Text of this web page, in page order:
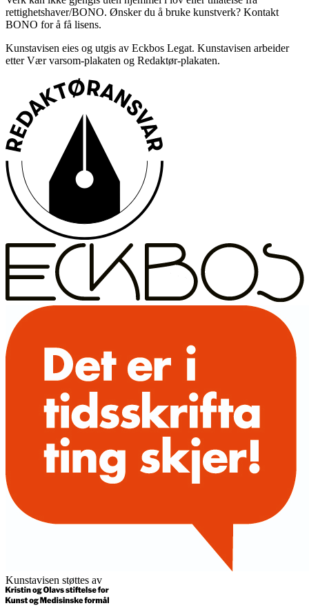
rettighetshaver/BONO. Ønsker du å bruke kunstverk? Kontakt
BONO for å få lisens.
Kunstavisen eies og utgis av Eckbos Legat. Kunstavisen arbeider
etter Vær varsom-plakaten og Redaktør-plakaten.
Kunstavisen støttes av